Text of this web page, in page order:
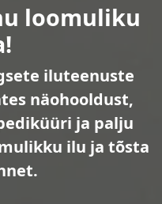
loomuliku
iluteenuste
näohooldust,
ja palju
ilu ja tõsta